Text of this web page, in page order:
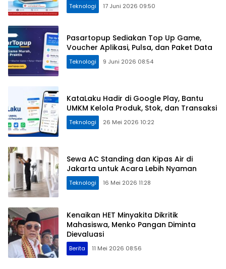
Teknologi 17 Juni 2026 09:50
Pasartopup Sediakan Top Up Game,
Voucher Aplikasi, Pulsa, dan Paket Data
Teknologi 9 Juni 2026 08:54
KataLaku Hadir di Google Play, Bantu
UMKM Kelola Produk, Stok, dan Transaksi
Teknologi 26 Mei 2026 10:22
Sewa AC Standing dan Kipas Air di
Jakarta untuk Acara Lebih Nyaman
Teknologi 16 Mei 2026 11:28
Kenaikan HET Minyakita Dikritik
Mahasiswa, Menko Pangan Diminta
Dievaluasi
Berita 11 Mei 2026 08:56